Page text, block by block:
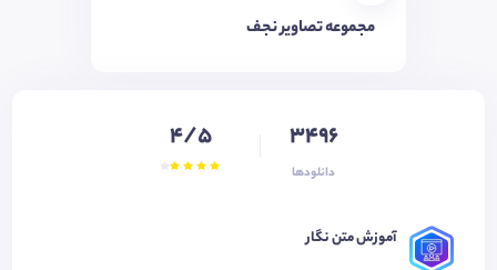
مجموعه تصاویر نجف
3496
دانلودها
4/5
آموزش متن نگار